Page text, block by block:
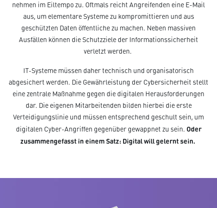
nehmen im Eiltempo zu. Oftmals reicht Angreifenden eine E-Mail
aus, um elementare Systeme zu kompromittieren und aus
geschützten Daten öffentliche zu machen. Neben massiven
Ausfällen können die Schutzziele der Informationssicherheit
verletzt werden.
IT-Systeme müssen daher technisch und organisatorisch
abgesichert werden. Die Gewährleistung der Cybersicherheit stellt
eine zentrale Maßnahme gegen die digitalen Herausforderungen
dar. Die eigenen Mitarbeitenden bilden hierbei die erste
Verteidigungslinie und müssen entsprechend geschult sein, um
digitalen Cyber-Angriffen gegenüber gewappnet zu sein. Oder
zusammengefasst in einem Satz: Digital will gelernt sein.